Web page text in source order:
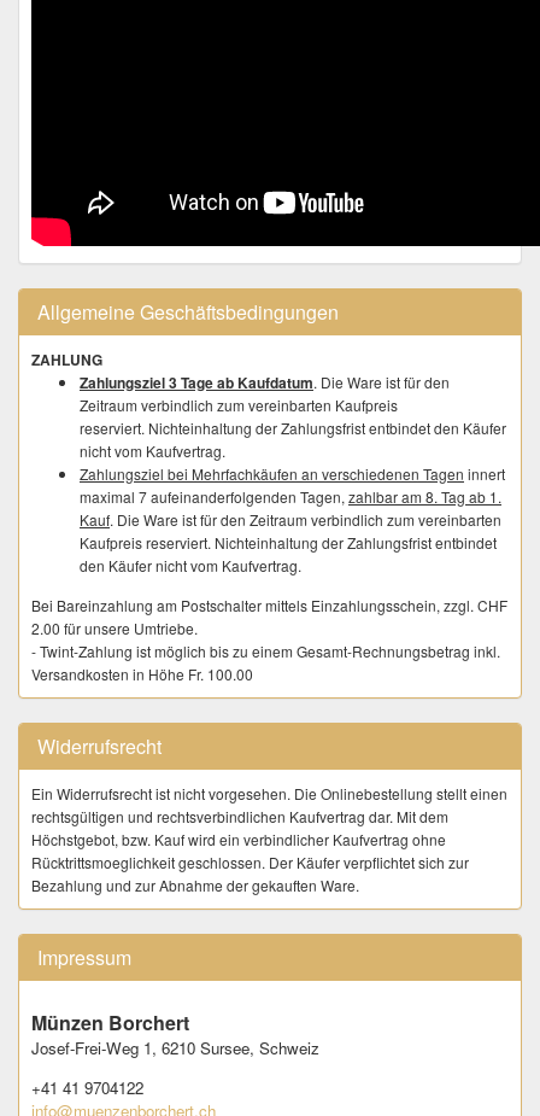
Allgemeine Geschäftsbedingungen
ZAHLUNG
Zahlungsziel 3 Tage ab Kaufdatum. Die Ware ist für den
Zeitraum verbindlich zum vereinbarten Kaufpreis
reserviert. Nichteinhaltung der Zahlungsfrist entbindet den Käufer
nicht vom Kaufvertrag.
Zahlungsziel bei Mehrfachkäufen an verschiedenen Tagen innert
maximal 7 aufeinanderfolgenden Tagen,zahlbar am 8. Tag ab 1.
Kauf. Die Ware ist für den Zeitraum verbindlich zum vereinbarten
Kaufpreis reserviert. Nichteinhaltung der Zahlungsfrist entbindet
den Käufer nicht vom Kaufvertrag.
Bei Bareinzahlung am Postschalter mittels Einzahlungsschein, zzgl. CHF
2.00 für unsere Umtriebe.
- Twint-Zahlung ist möglich bis zu einem Gesamt-Rechnungsbetrag inkl.
Versandkosten in Höhe Fr. 100.00
ABNAHME
Ware wird nach der Bezahlung nicht bei uns eingelagert oder
zwischengelagert. Die Kundschaft trägt dafür Sorge unmittelbar nach
dem Kauf eine verbindliche Versandadresse zur Verfügung zu stellen.
LIEFERUNG
Der Versand erfolgt nach vollständigem Zahlungseingang die vom
Käufer auf numisauktion.ch hinterlegte Adresse. Eine abweichende
Lieferadresse ist dem Verkäufer sofort nach dem Kauf über das auf
Bezahlen - Käufer möchte bezahlen) mitzuteilen.
- Der Versand an My Post 24 - Stationen, sowie "Postlagernd" wird
Versand ins Ausland erfolgt nur sofern explizit angeboten, bis max. CHF
99.00 Warenwert pro Sendung.
ABHOLUNG
Abholzeiten in Sursee: Mi–Fr 10.00 – 12.00 Uhr + 13.30–17.00 Uhr,
Widerrufsrecht
Ein Widerrufsrecht ist nicht vorgesehen. Die Onlinebestellung stellt einen
rechtsgültigen und rechtsverbindlichen Kaufvertrag dar. Mit dem
Höchstgebot, bzw. Kauf wird ein verbindlicher Kaufvertrag ohne
Rücktrittsmoeglichkeit geschlossen. Der Käufer verpflichtet sich zur
Bezahlung und zur Abnahme der gekauften Ware.
Impressum
Münzen Borchert
Josef-Frei-Weg 1, 6210 Sursee, Schweiz
+41 41 9704122
info@muenzenborchert.ch